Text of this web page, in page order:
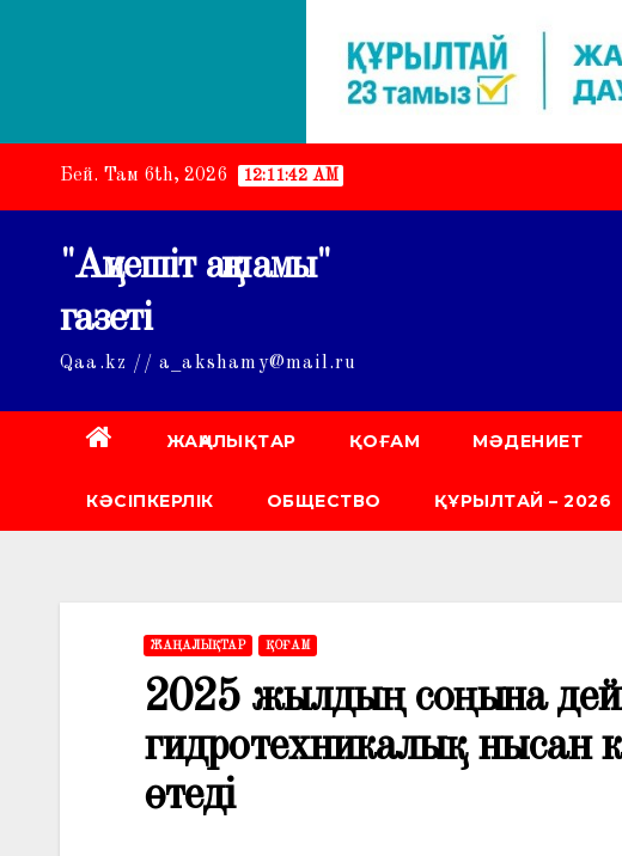
Бей. Там 6th, 2026 12:11:44 AM
"Ақмешіт ақшамы"
газеті
Qaa.kz // a_akshamy@mail.ru
ЖАҢАЛЫҚТАР ҚОҒАМ МӘДЕНИЕТ
КӘСІПКЕРЛІК ОБЩЕСТВО ҚҰРЫЛТАЙ – 2026
ЖАҢАЛЫҚТАР ҚОҒАМ
2025 жылдың соңына
гидротехникалық нысан
өтеді